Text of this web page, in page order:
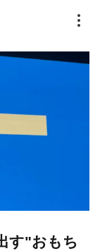
す"おもち